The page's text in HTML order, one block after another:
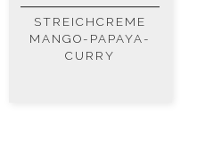
STREICHCREME
MANGO-PAPAYA-
CURRY